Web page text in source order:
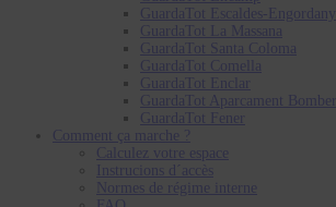
GuardaTot Escaldes-Engordany
GuardaTot La Massana
GuardaTot Santa Coloma
GuardaTot Comella
GuardaTot Enclar
GuardaTot Aparcament Bombers
GuardaTot Fener
Comment ça marche ?
Calculez votre espace
Instrucions d´accès
Normes de régime interne